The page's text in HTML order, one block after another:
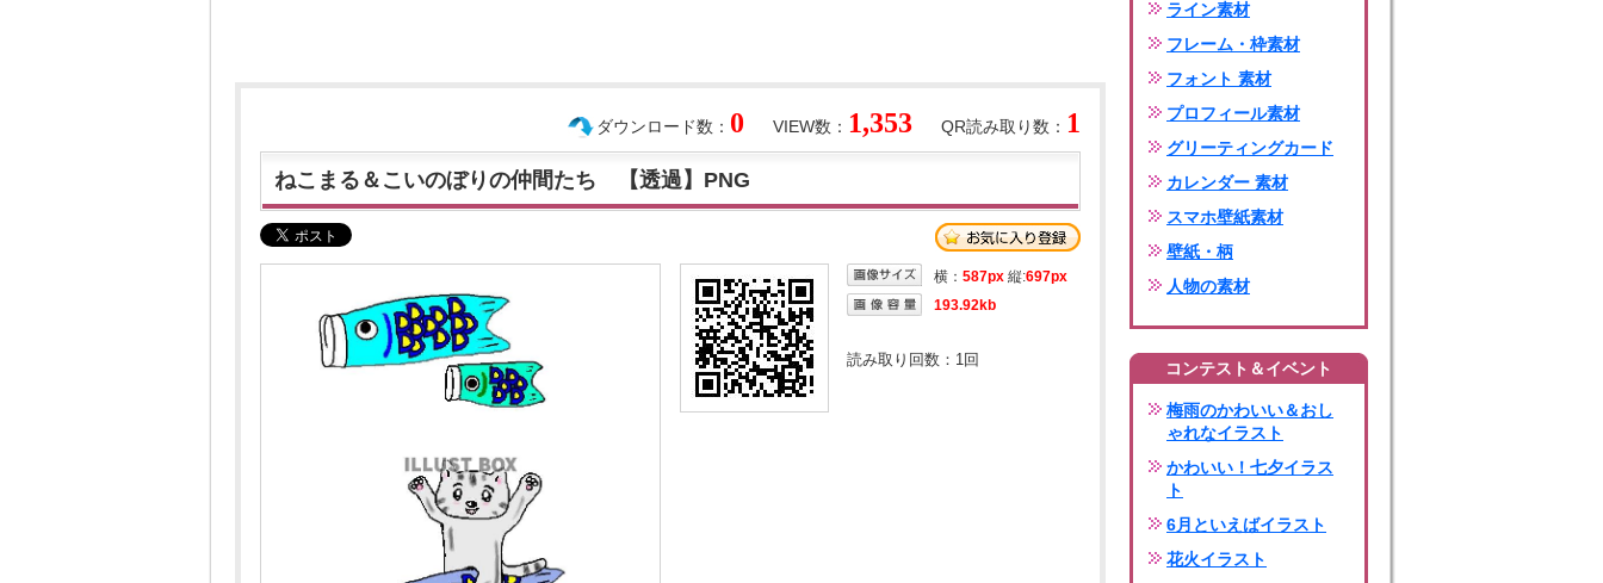
QR読み取り数： 1
VIEW数： 1,353
ダウンロード数： 0
ねこまる＆こいのぼりの仲間たち 【透過】PNG
横： 587px 縦:697px
193.92kb
読み取り回数： 1回
ライン素材
フレーム・枠素材
フォント 素材
プロフィール素材
グリーティングカード
カレンダー 素材
スマホ壁紙素材
壁紙・柄
人物の素材
コンテスト＆イベント
梅雨のかわいい＆おし
ゃれなイラスト
かわいい！七夕イラス
ト
6月といえばイラスト
花火イラスト